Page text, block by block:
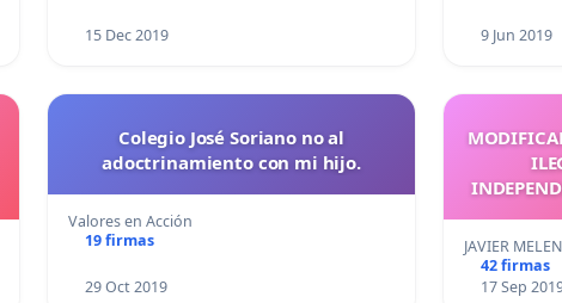
15 Dec 2019 9 Jun 2019
Colegio José Soriano no al
adoctrinamiento con mi hijo.
Valores en Acción
19 firmas
29 Oct 2019
JAVIER
42 firmas
17 Sep